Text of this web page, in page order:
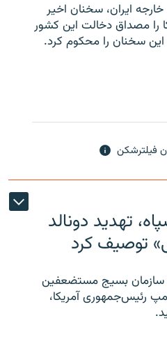
ایران، سخنان اخیر
را مصداق دخالت این کشور
این سخنان را محکوم کرد.
فیلترشکن
تهدید دونالد
توصیف کرد
سازمان بسیج مستضعفین
رئیس‌جمهوری آمریکا،